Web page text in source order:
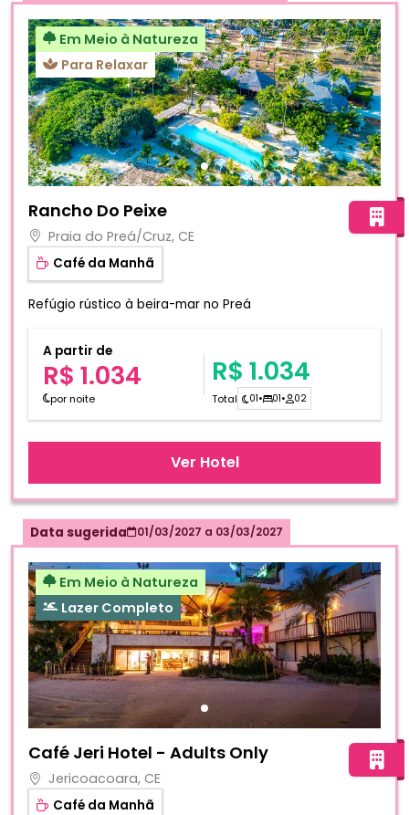
Em Meio à Natureza
Para Relaxar
Rancho Do Peixe
Praia do Preá/Cruz, CE
Café da Manhã
Refúgio rústico à beira-mar no Preá
A partir de
R$ 1.034
por noite
R$ 1.034
Total 01• 01• 02
Ver Hotel
Data sugerida 01/03/2027 a 03/03/2027
Em Meio à Natureza
Lazer Completo
Café Jeri Hotel - Adults Only
Jericoacoara, CE
Café da Manhã